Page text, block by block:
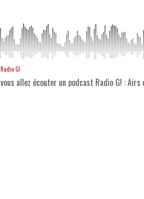
Radio G!
vous allez écouter un podcast Radio G! :